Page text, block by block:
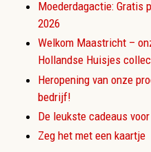
Moederdagactie: Gratis
2026
Welkom Maastricht –
Hollandse Huisjes
Heropening van onze
bedrijf!
De leukste cadeaus
Zeg het met een kaartje